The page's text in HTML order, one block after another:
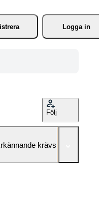
Logga in
Följ
krävs